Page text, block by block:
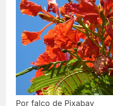
Por falco de Pixabay